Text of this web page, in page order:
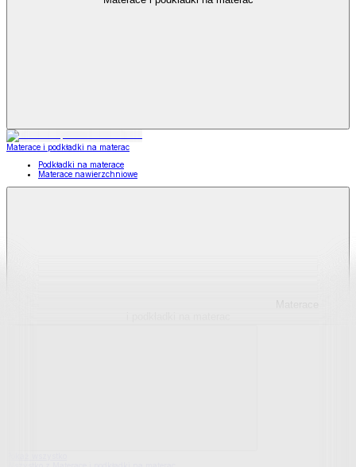
Materace i podkładki na materac
Podkładki na materace
Materace nawierzchniowe